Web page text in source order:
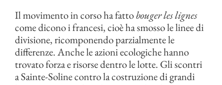
Il movimento in corso ha fattobouger les lignes
come dicono i francesi, cioè ha smosso le linee di
divisione, ricomponendo parzialmente le
differenze. Anche le azioni ecologiche hanno
trovato forza e risorse dentro le lotte. Gli scontri
a Sainte-Soline contro la costruzione di grandi